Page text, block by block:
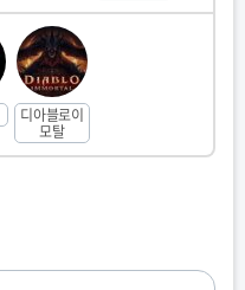
디아블로이
모탈